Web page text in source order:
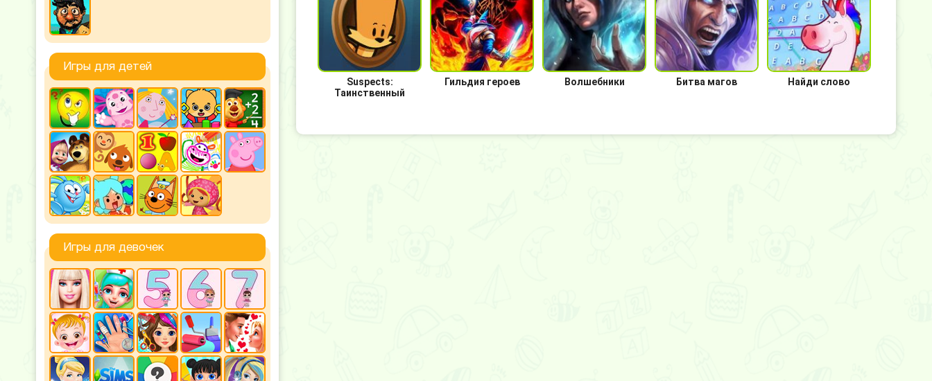
Игры для детей
Игры для девочек
Suspects:
Таинственный
Гильдия героев Волшебники Битва магов Найди слово